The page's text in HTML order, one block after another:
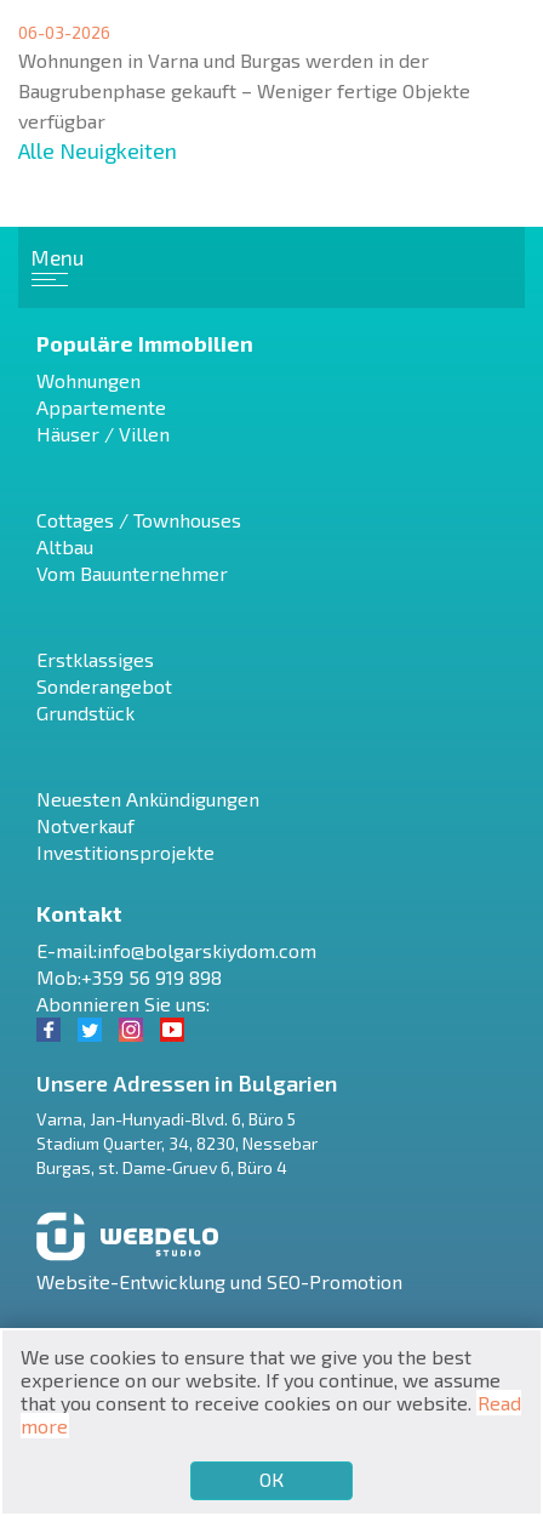
$
₴
zł BG
06-03-2026
Wohnungen in Varna und Burgas werden in der
Baugrubenphase gekauft – Weniger fertige Objekte
verfügbar
Alle Neuigkeiten
Menu
Populäre Immobilien
Wohnungen
Appartemente
Häuser / Villen
Cottages / Townhouses
Altbau
Vom Bauunternehmer
Erstklassiges
Sonderangebot
Grundstück
Neuesten Ankündigungen
Notverkauf
Investitionsprojekte
Kontakt
E-mail:info@bolgarskiydom.com
Mob:+359 56 919 898
Abonnieren Sie uns:
Unsere Adressen in Bulgarien
Varna, Jan-Hunyadi-Blvd. 6, Büro 5
Stadium Quarter, 34, 8230, Nessebar
Burgas, st. Dame‑Gruev 6, Büro 4
Website-Entwicklung und SEO-Promotion
UNIC 201160903
We use cookies to ensure that we give you the best
experience on our website. If you continue, we assume
that you consent to receive cookies on our website. Read
more
ОК